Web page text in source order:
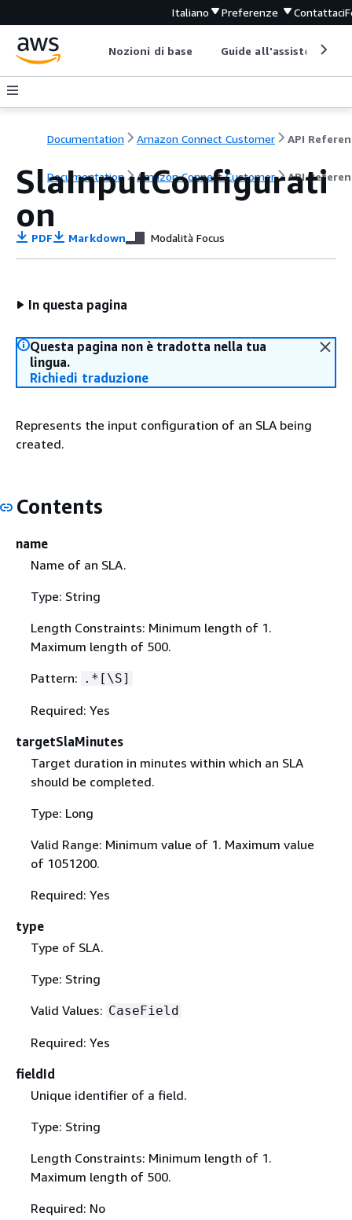
Italiano Preferenze Contattaci
Nozioni di base Guide all'assistenza
Documentation Amazon Connect Customer API
Documentation Amazon Connect Customer API
SlaInputConfigurati
on
PDF Markdown Modalità Focus
In questa pagina
Questa pagina non è tradotta nella tua
lingua.
Richiedi traduzione
Represents the input configuration of an SLA being
created.
Contents
name
Name of an SLA.
Type: String
Length Constraints: Minimum length of 1.
Maximum length of 500.
Pattern: .*[\S]
Required: Yes
targetSlaMinutes
Target duration in minutes within which an SLA
should be completed.
Type: Long
Valid Range: Minimum value of 1. Maximum value
of 1051200.
Required: Yes
type
Type of SLA.
Type: String
Valid Values: CaseField
Required: Yes
fieldId
Unique identifier of a field.
Type: String
Length Constraints: Minimum length of 1.
Maximum length of 500.
Required: No